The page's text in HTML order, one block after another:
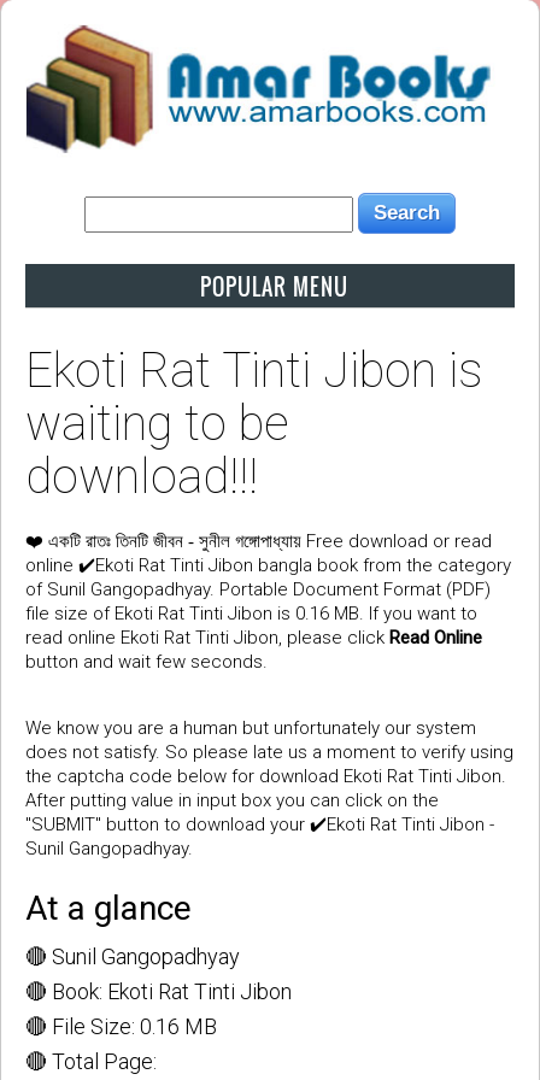
POPULAR MENU
Ekoti Rat Tinti Jibon is
waiting to be
download!!!
❤️ একটি রাতঃ তিনটি জীবন - সুনীল গঙ্গোপাধ্যায় Free download or read
online ✔️Ekoti Rat Tinti Jibon bangla book from the category
of Sunil Gangopadhyay. Portable Document Format (PDF)
file size of Ekoti Rat Tinti Jibon is 0.16 MB. If you want to
read online Ekoti Rat Tinti Jibon, please click Read Online
button and wait few seconds.
We know you are a human but unfortunately our system
does not satisfy. So please late us a moment to verify using
the captcha code below for download Ekoti Rat Tinti Jibon.
After putting value in input box you can click on the
"SUBMIT" button to download your ✔️Ekoti Rat Tinti Jibon -
Sunil Gangopadhyay.
At a glance
🔴 Sunil Gangopadhyay
🔴 Book: Ekoti Rat Tinti Jibon
🔴 File Size: 0.16 MB
🔴 Total Page: